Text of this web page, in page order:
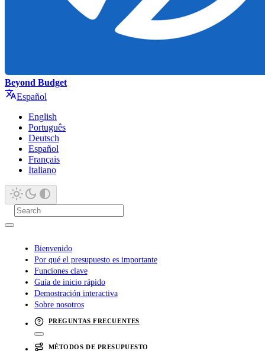
Beyond Budget
Español
English
Português
Deutsch
Español
Français
Italiano
Bienvenido
Por qué el presupuesto es importante
Funciones clave
Guía de inicio rápido
Demostración interactiva
Sobre nosotros
PREGUNTAS FRECUENTES
MÉTODOS DE PRESUPUESTO